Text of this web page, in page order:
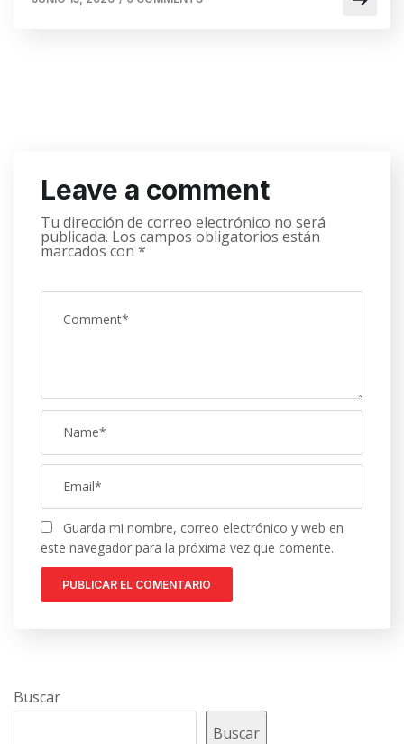
Leave a comment
Tu dirección de correo electrónico no será
publicada. Los campos obligatorios están
marcados con *
Guarda mi nombre, correo electrónico y web en
este navegador para la próxima vez que comente.
Buscar
Buscar